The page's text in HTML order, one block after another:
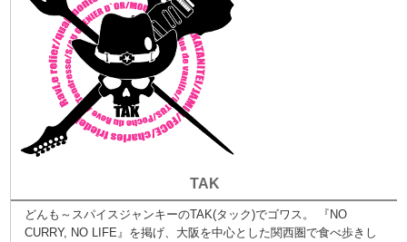
TAK
どんも～スパイスジャンキーのTAK(タック)でゴワス。 『NO
CURRY, NO LIFE』を掲げ、大阪を中心とした関西圏で食べ歩きし